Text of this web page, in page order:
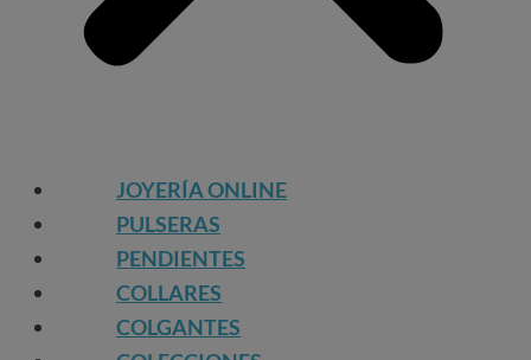
JOYERÍA ONLINE
PULSERAS
PENDIENTES
COLLARES
COLGANTES